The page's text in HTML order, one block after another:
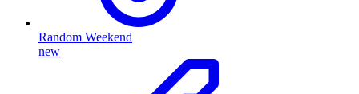
Random Weekend
new